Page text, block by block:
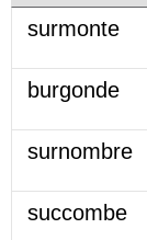
surmonte
burgonde
surnombre
succombe